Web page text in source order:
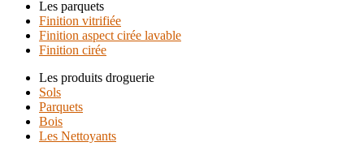
Les parquets
Finition vitrifiée
Finition aspect cirée lavable
Finition cirée
Les produits droguerie
Sols
Parquets
Bois
Les Nettoyants